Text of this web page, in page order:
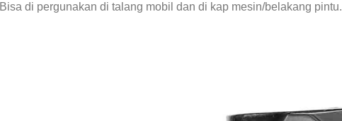
Bisa di pergunakan di talang mobil dan di kap mesin/belakang pintu.